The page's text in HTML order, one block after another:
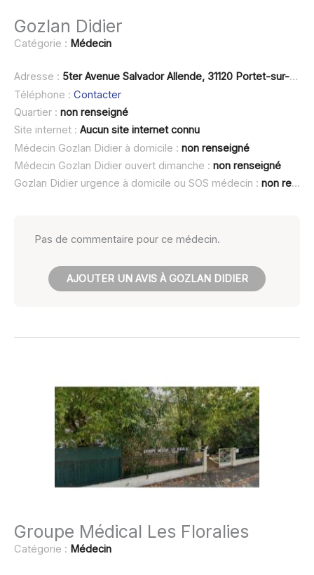
Gozlan Didier
Catégorie : Médecin
Adresse : 5ter Avenue Salvador Allende, 31120 Portet-sur-Garonne
Téléphone : Contacter
Quartier : non renseigné
Site internet : Aucun site internet connu
Médecin Gozlan Didier à domicile : non renseigné
Médecin Gozlan Didier ouvert dimanche : non renseigné
Gozlan Didier urgence à domicile ou SOS médecin : non renseigné
Pas de commentaire pour ce médecin.
AJOUTER UN AVIS À GOZLAN DIDIER
Groupe Médical Les Floralies
Catégorie : Médecin